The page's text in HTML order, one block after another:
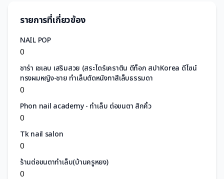
รายการที่เกี่ยวข้อง
NAIL POP
0
ซาร่า เซเลบ เสริมสวย (สระไดร์เคราติน ดีท็อก สปาKorea ดีไซน์
ทรงผมหญิง-ชาย ทำเล็บตัดหนังทาสีเล็บธรรมดา
0
Phon nail academy - ทำเล็บ ต่อขนตา สักคิ้ว
0
Tk nail salon
0
ร้านต่อขนตาทำเล็บ(บ้านครูหยง)
0